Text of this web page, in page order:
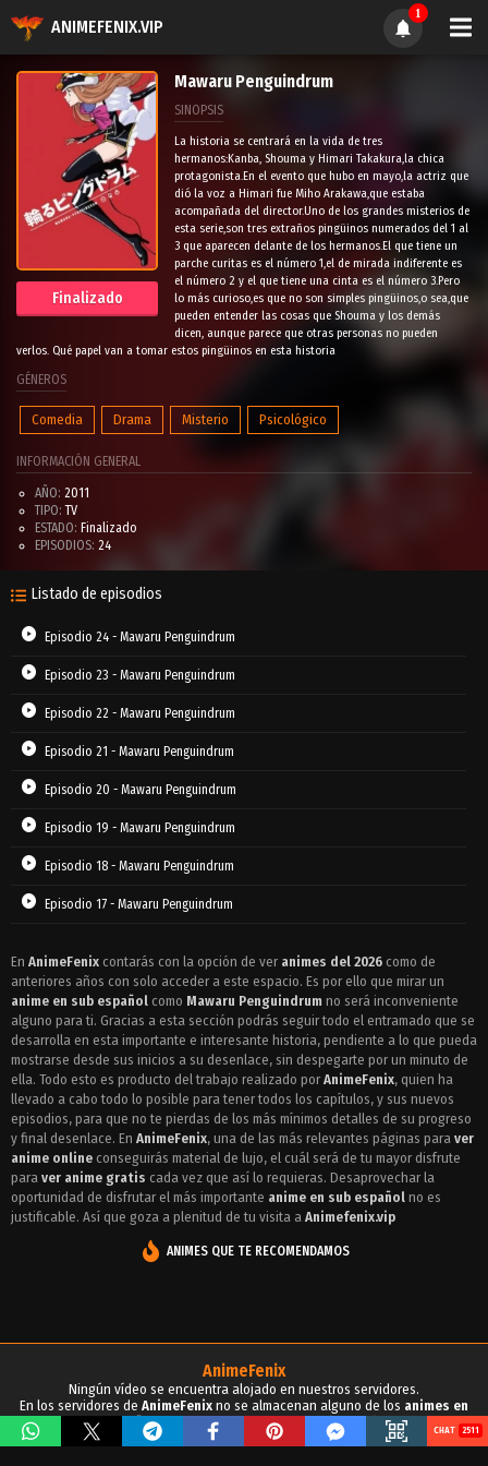
ANIMEFENIX.VIP
1
Finalizado
Mawaru Penguindrum
SINOPSIS
La historia se centrará en la vida de tres
hermanos:Kanba, Shouma y Himari Takakura,la chica
protagonista.En el evento que hubo en mayo,la actriz que
dió la voz a Himari fue Miho Arakawa,que estaba
acompañada del director.Uno de los grandes misterios de
esta serie,son tres extraños pingüinos numerados del 1 al
3 que aparecen delante de los hermanos.El que tiene un
parche curitas es el número 1,el de mirada indiferente es
el número 2 y el que tiene una cinta es el número 3.Pero
lo más curioso,es que no son simples pingüinos,o sea,que
pueden entender las cosas que Shouma y los demás
dicen, aunque parece que otras personas no pueden
verlos. Qué papel van a tomar estos pingüinos en esta historia
GÉNEROS
Comedia Drama Misterio Psicológico
INFORMACIÓN GENERAL
AÑO: 2011
TIPO: TV
ESTADO: Finalizado
EPISODIOS: 24
Listado de episodios
Episodio 24 - Mawaru Penguindrum
Episodio 23 - Mawaru Penguindrum
Episodio 22 - Mawaru Penguindrum
Episodio 21 - Mawaru Penguindrum
Episodio 20 - Mawaru Penguindrum
Episodio 19 - Mawaru Penguindrum
Episodio 18 - Mawaru Penguindrum
Episodio 17 - Mawaru Penguindrum
Episodio 15 - Mawaru Penguindrum
Episodio 14 - Mawaru Penguindrum
Episodio 13 - Mawaru Penguindrum
Episodio 12 - Mawaru Penguindrum
Episodio 11 - Mawaru Penguindrum
Episodio 10 - Mawaru Penguindrum
Episodio 9 - Mawaru Penguindrum
Episodio 8 - Mawaru Penguindrum
Episodio 5 - Mawaru Penguindrum
Episodio 4 - Mawaru Penguindrum
Episodio 3 - Mawaru Penguindrum
En AnimeFenix contarás con la opción de ver animes del 2026 como de
anteriores años con solo acceder a este espacio. Es por ello que mirar un
anime en sub español como Mawaru Penguindrum no será inconveniente
alguno para ti. Gracias a esta sección podrás seguir todo el entramado que se
desarrolla en esta importante e interesante historia, pendiente a lo que pueda
mostrarse desde sus inicios a su desenlace, sin despegarte por un minuto de
ella. Todo esto es producto del trabajo realizado por AnimeFenix, quien ha
llevado a cabo todo lo posible para tener todos los capítulos, y sus nuevos
episodios, para que no te pierdas de los más mínimos detalles de su progreso
y final desenlace. En AnimeFenix, una de las más relevantes páginas para ver
anime online conseguirás material de lujo, el cuál será de tu mayor disfrute
para ver anime gratis cada vez que así lo requieras. Desaprovechar la
oportunidad de disfrutar el más importante anime en sub español no es
justificable. Así que goza a plenitud de tu visita a Animefenix.vip
ANIMES QUE TE RECOMENDAMOS
AnimeFenix
Ningún vídeo se encuentra alojado en nuestros servidores.
En los servidores de AnimeFenix no se almacenan alguno de los animes en
sub español, para tu conocimiento y demás propósitos.
2511